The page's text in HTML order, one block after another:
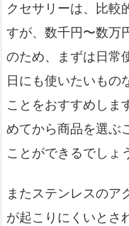
クセサリーは、比較
すが、数千円〜数万
のため、まずは日常
日にも使いたいもの
ことをおすすめしま
めてから商品を選ぶ
ことができるでしょ
またステンレスのア
が起こりにくいとさ